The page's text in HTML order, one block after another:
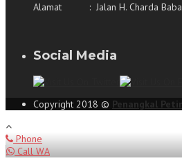
Alamat : Jalan H. Charda
Social Media
Copyright 2018 © Penangkal Petir
Phone
Call WA